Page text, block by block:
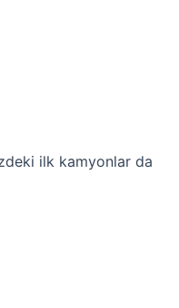
ilk kamyonlar da